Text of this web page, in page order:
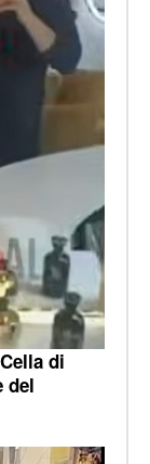
di
del